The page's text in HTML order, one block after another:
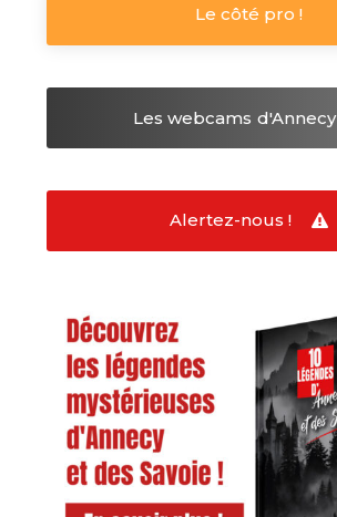
Le côté pro !
Les webcams d'Annecy
Alertez-nous !